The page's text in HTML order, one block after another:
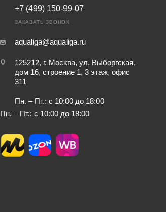
+7 (499) 150-99-07
ЗАКАЗАТЬ ЗВОНОК
aqualiga@aqualiga.ru
125212, г. Москва, ул. Выборгская,
дом 16, строение 1, 3 этаж, офис
311
Пн. – Пт.: с 10:00 до 18:00
Пн. – Пт.: с 10:00 до 18:00